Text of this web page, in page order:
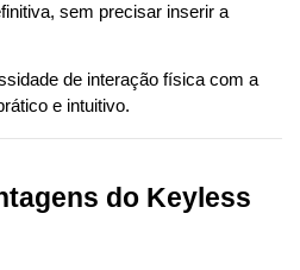
sem precisar inserir a
de interação física com a
e intuitivo.
do Keyless